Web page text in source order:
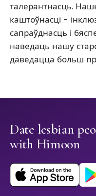
талерантнасць.
каштоўнасці -
сапраўднасць і
наведаць нашу
даведацца больш
Date lesbian
with Himoon